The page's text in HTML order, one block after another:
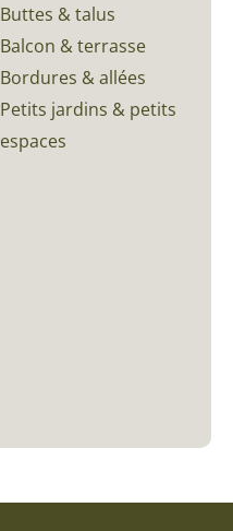
Buttes & talus
Balcon & terrasse
Bordures & allées
Petits jardins & petits
espaces